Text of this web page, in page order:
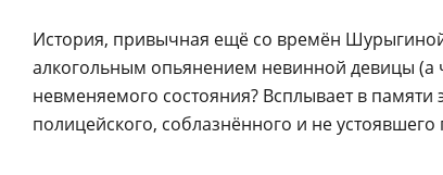
История, привычная ещё со времён
алкогольным опьянением невинной девицы (а
невменяемого состояния? Всплывает в
полицейского, соблазнённого и не